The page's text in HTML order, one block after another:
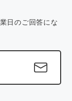
日のご回答にな